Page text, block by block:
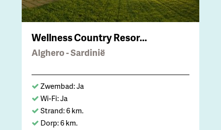
Wellness Country Resor...
Alghero - Sardinië
Zwembad: Ja
Wi-Fi: Ja
Strand: 6 km.
Dorp: 6 km.